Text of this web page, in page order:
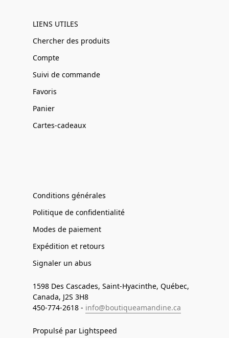
LIENS UTILES
Chercher des produits
Compte
Suivi de commande
Favoris
Panier
Cartes-cadeaux
Conditions générales
Politique de confidentialité
Modes de paiement
Expédition et retours
Signaler un abus
1598 Des Cascades, Saint-Hyacinthe, Québec,
Canada, J2S 3H8
450-774-2618 - info@boutiqueamandine.ca
Propulsé par Lightspeed